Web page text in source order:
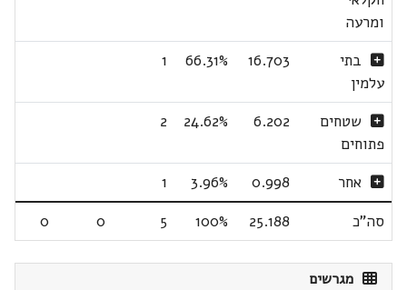
ומרעה
בתי
עלמין
16.703
66.31%
1
שטחים
פתוחים
6.202
24.62%
2
אחר 0.998
3.96%
1
סה"כ
25.188
100%
5
0
0
מגרשים